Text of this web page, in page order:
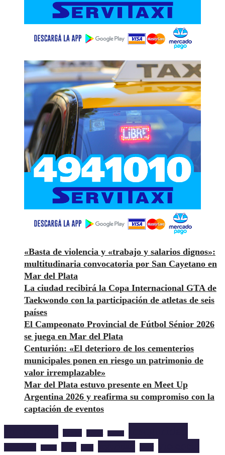
«Basta de violencia y «trabajo y salarios dignos»:
multitudinaria convocatoria por San Cayetano en
Mar del Plata
La ciudad recibirá la Copa Internacional GTA de
Taekwondo con la participación de atletas de seis
países
El Campeonato Provincial de Fútbol Sénior 2026
se juega en Mar del Plata
Centurión: «El deterioro de los cementerios
municipales ponen en riesgo un patrimonio de
valor irremplazable»
Mar del Plata estuvo presente en Meet Up
Argentina 2026 y reafirma su compromiso con la
captación de eventos